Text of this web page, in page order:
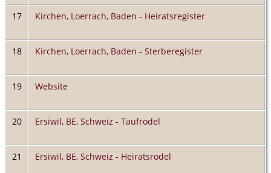
17 Kirchen, Loerrach, Baden - Heiratsregister
18 Kirchen, Loerrach, Baden - Sterberegister
19 Website
20 Ersiwil, BE, Schweiz - Taufrodel
21 Ersiwil, BE, Schweiz - Heiratsrodel